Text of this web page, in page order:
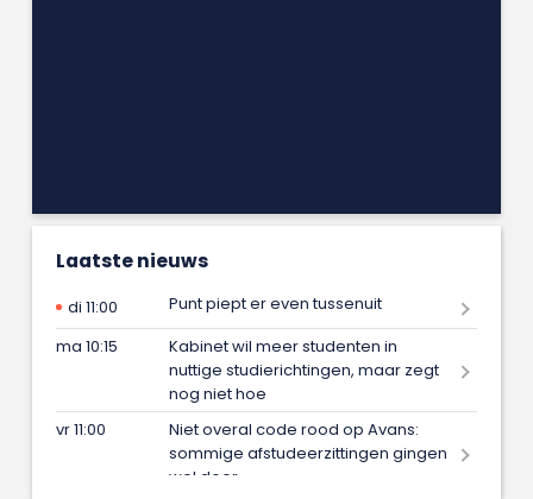
Laatste nieuws
di 11:00
Punt piept er even tussenuit
ma 10:15
Kabinet wil meer studenten in
nuttige studierichtingen, maar zegt
nog niet hoe
vr 11:00
Niet overal code rood op Avans:
sommige afstudeerzittingen gingen
wel door